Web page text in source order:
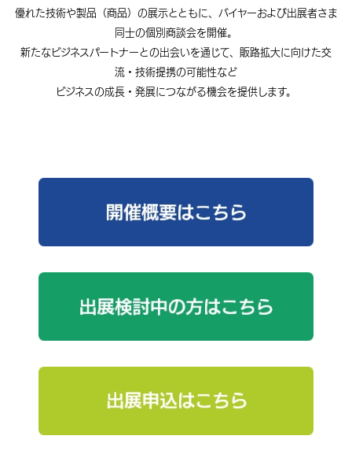
優れた技術や製品（商品）の展示とともに、バイヤーおよび出展者さま
同士の個別商談会を開催。
新たなビジネスパートナーとの出会いを通じて、販路拡大に向けた交
流・技術提携の可能性など
ビジネスの成長・発展につながる機会を提供します。